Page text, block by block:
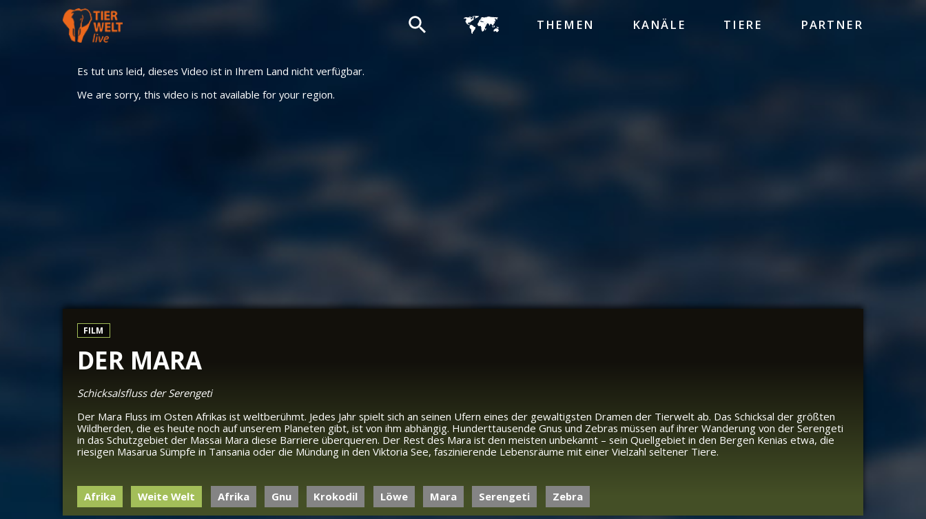
THEMEN KANÄLE TIERE PARTNER
Es tut uns leid, dieses Video ist in Ihrem Land nicht verfügbar.
We are sorry, this video is not available for your region.
FILM
DER MARA
Schicksalsfluss der Serengeti
Der Mara Fluss im Osten Afrikas ist weltberühmt. Jedes Jahr spielt sich an seinen Ufern eines der gewaltigsten Dramen der Tierwelt ab. Das Schicksal der größten
Wildherden, die es heute noch auf unserem Planeten gibt, ist von ihm abhängig. Hunderttausende Gnus und Zebras müssen auf ihrer Wanderung von der Serengeti
in das Schutzgebiet der Massai Mara diese Barriere überqueren. Der Rest des Mara ist den meisten unbekannt – sein Quellgebiet in den Bergen Kenias etwa, die
riesigen Masarua Sümpfe in Tansania oder die Mündung in den Viktoria See, faszinierende Lebensräume mit einer Vielzahl seltener Tiere.
Afrika Weite Welt Afrika Gnu Krokodil Löwe Mara Serengeti Zebra